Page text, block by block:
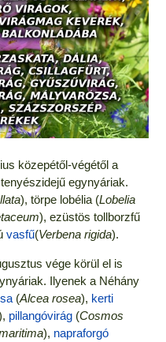
közepétől-végétől a
egynyáriak.
), törpe lobélia (Lobelia
), ezüstös tollborzfű
vasfű(Verbena rigida).
vége körül el is
Ilyenek a Néhány
(Alcea rosea), kerti
pillangóvirág(Cosmos
), napraforgó